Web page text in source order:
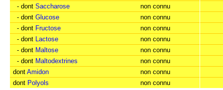
- dont Saccharose
non connu
- dont Glucose
non connu
- dont Fructose
non connu
- dont Lactose
non connu
- dont Maltose
non connu
- dont Maltodextrines
non connu
dont Amidon
non connu
dont Polyols
non connu